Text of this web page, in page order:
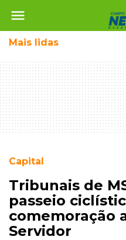
menu
Mais lidas
Capital
Tribunais de
passeio
comemoração
Servidor